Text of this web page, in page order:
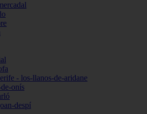
- los-llanos-de-aridane
onís
despí